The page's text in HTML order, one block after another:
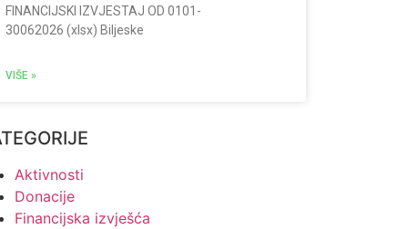
FINANCIJSKI IZVJESTAJ OD 0101-
30062026 (xlsx) Biljeske
VIŠE »
Aktivnosti
Donacije
Financijska izvješća